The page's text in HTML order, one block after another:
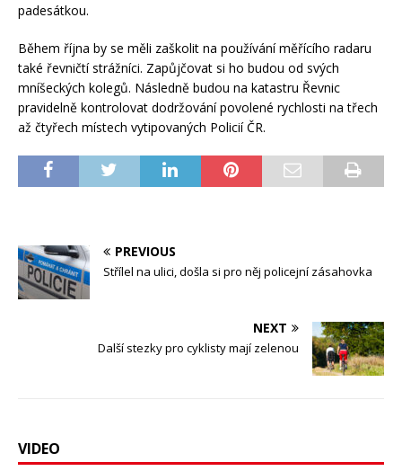
padesátkou.
Během října by se měli zaškolit na používání měřícího radaru
také řevničtí strážníci. Zapůjčovat si ho budou od svých
mníšeckých kolegů. Následně budou na katastru Řevnic
pravidelně kontrolovat dodržování povolené rychlosti na třech
až čtyřech místech vytipovaných Policií ČR.
PREVIOUS
Střílel na ulici, došla si pro něj policejní zásahovka
NEXT
Další stezky pro cyklisty mají zelenou
VIDEO